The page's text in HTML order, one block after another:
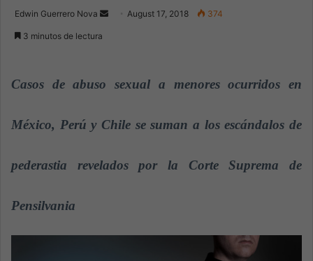
Edwin Guerrero Nova
m
i
August 17, 2018 374
3 minutos de lectura
Casos de abuso sexual a menores ocurridos en
México, Perú y Chile se suman a los escándalos de
pederastia revelados por la Corte Suprema de
Pensilvania